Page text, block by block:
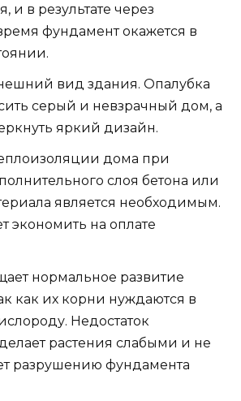
и в результате через
фундамент окажется в
вид здания. Опалубка
серый и невзрачный дом, а
яркий дизайн.
дома при
слоя бетона или
является необходимым.
экономить на оплате
нормальное развитие
как их корни нуждаются в
Недостаток
растения слабыми и не
разрушению фундамента